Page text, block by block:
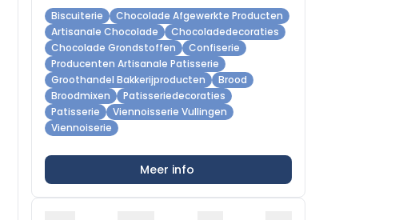
Biscuiterie
Chocolade Afgewerkte Producten
Artisanale Chocolade
Chocoladedecoraties
Chocolade Grondstoffen
Confiserie
Producenten Artisanale Patisserie
Groothandel Bakkerijproducten
Brood
Broodmixen
Patisseriedecoraties
Patisserie
Viennoisserie Vullingen
Viennoiserie
Meer info